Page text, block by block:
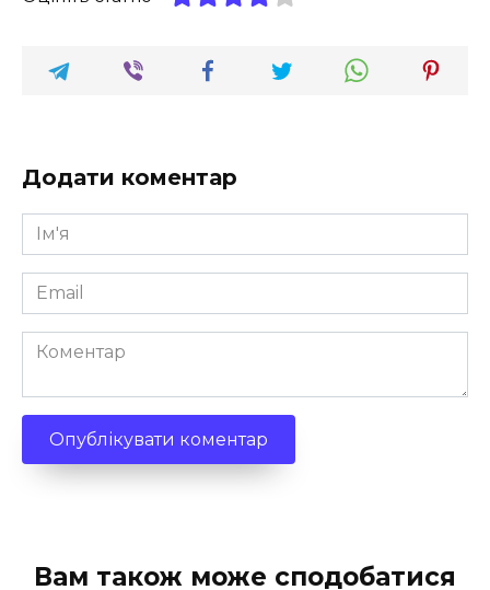
Додати коментар
Ім'я
*
Email
*
Коментар
Вам також може сподобатися